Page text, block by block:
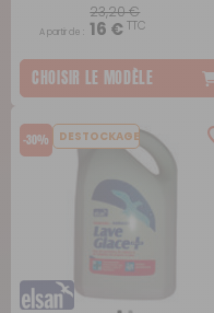
23,20 €
A partir de : 16 €TTC
CHOISIR LE MODÈLE
-30% DESTOCKAGE